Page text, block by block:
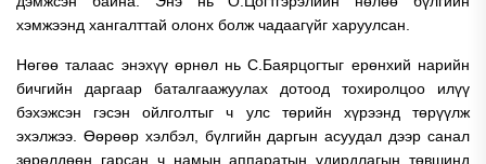
хэмжээнд хангалттай олонх болж чадаагүйг харуулсан.
Нөгөө талаас энэхүү өрнөл нь С.Баярцогтыг ерөнхий нарийн
бичгийн даргаар баталгаажуулах дотоод тохиролцоо илүү
бэхэжсэн гэсэн ойлголтыг ч улс төрийн хүрээнд төрүүлж
эхэлжээ. Өөрөөр хэлбэл, бүлгийн даргын асуудал дээр санал
зөрөлдөөн гарсан ч намын аппаратын удирдлагын төвшинд